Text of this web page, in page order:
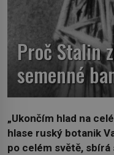
Proč Stalin
semenné
„Ukončím hlad na
hlase ruský botanik
po celém světě, sbírá